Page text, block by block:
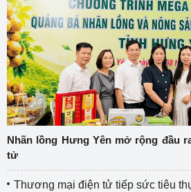
Nhãn lồng Hưng Yên mở rộng đầu
tử
Thương mại điện tử tiếp sức tiêu